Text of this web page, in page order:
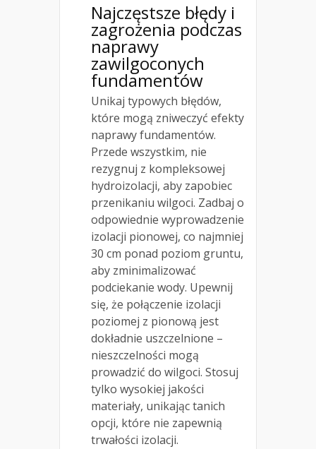
Najczęstsze błędy i
zagrożenia podczas
naprawy
zawilgoconych
fundamentów
Unikaj typowych błędów,
które mogą zniweczyć efekty
naprawy fundamentów.
Przede wszystkim, nie
rezygnuj z kompleksowej
hydroizolacji, aby zapobiec
przenikaniu wilgoci. Zadbaj o
odpowiednie wyprowadzenie
izolacji pionowej, co najmniej
30 cm ponad poziom gruntu,
aby zminimalizować
podciekanie wody. Upewnij
się, że połączenie izolacji
poziomej z pionową jest
dokładnie uszczelnione –
nieszczelności mogą
prowadzić do wilgoci. Stosuj
tylko wysokiej jakości
materiały, unikając tanich
opcji, które nie zapewnią
trwałości izolacji.